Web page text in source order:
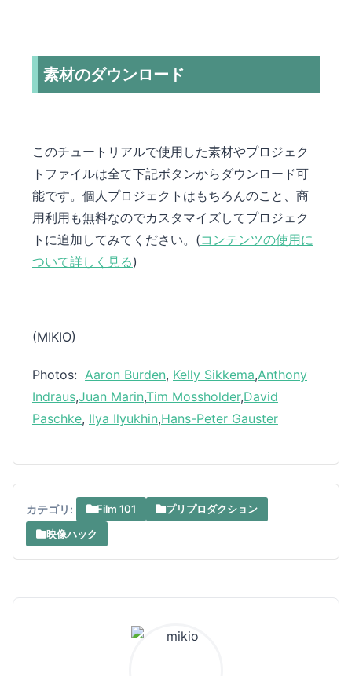
素材のダウンロード
このチュートリアルで使用した素材やプロジェク
トファイルは全て下記ボタンからダウンロード可
能です。個人プロジェクトはもちろんのこと、商
用利用も無料なのでカスタマイズしてプロジェク
トに追加してみてください。(コンテンツの使用に
ついて詳しく見る)
(MIKIO)
Photos: Aaron Burden, Kelly Sikkema,Anthony
Indraus,Juan Marin,Tim Mossholder,David
Paschke, Ilya Ilyukhin,Hans-Peter Gauster
カテゴリ: Film 101
プリプロダクション
映像ハック